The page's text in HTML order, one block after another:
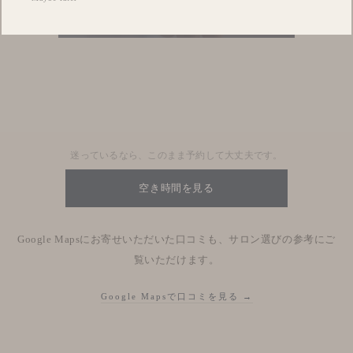
迷っているなら、このまま予約して大丈夫です。
空き時間を見る
Google Mapsにお寄せいただいた口コミも、サロン選びの参考にご
覧いただけます。
Google Mapsで口コミを見る →